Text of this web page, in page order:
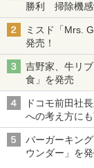
勝利 掃除機感
ミスド「Mrs.
発売！
吉野家、牛リ
食」を発売
ドコモ前田社
への考え方に
バーガーキン
ウンダー」を